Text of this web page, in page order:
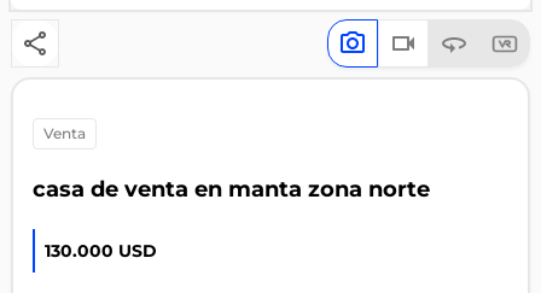
venta
casa de venta en manta zona norte
130.000 USD